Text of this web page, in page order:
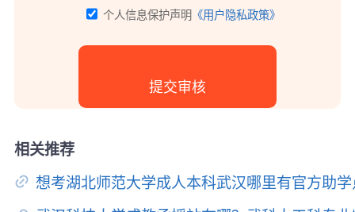
个人信息保护声明 《用户隐私政策》
相关推荐
想考湖北师范大学成人本科武汉哪里有官方助